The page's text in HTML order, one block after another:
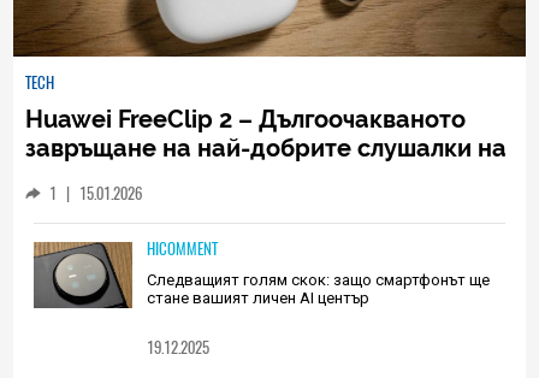
TECH
Huawei FreeClip 2 – Дългоочакваното
завръщане на най-добрите слушалки на
1 | 15.01.2026
HICOMMENT
Следващият голям скок: защо смартфонът ще
стане вашият личен AI център
19.12.2025